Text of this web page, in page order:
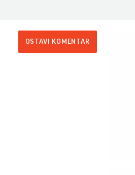
OSTAVI KOMENTAR